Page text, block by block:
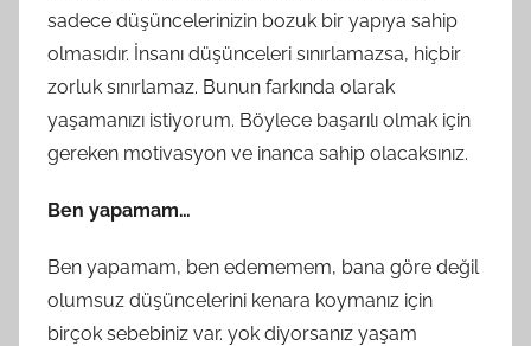
sadece düşüncelerinizin bozuk bir yapıya sahip
olmasıdır. İnsanı düşünceleri sınırlamazsa, hiçbir
zorluk sınırlamaz. Bunun farkında olarak
yaşamanızı istiyorum. Böylece başarılı olmak için
gereken motivasyon ve inanca sahip olacaksınız.
Ben yapamam…
Ben yapamam, ben edememem, bana göre değil
olumsuz düşüncelerini kenara koymanız için
birçok sebebiniz var. yok diyorsanız yaşam